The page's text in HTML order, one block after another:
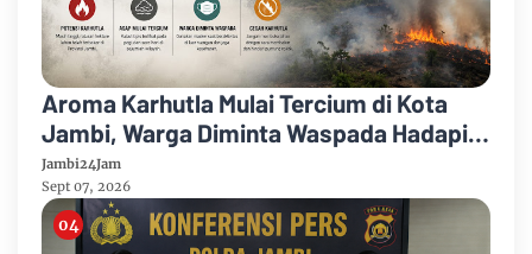
Aroma Karhutla Mulai Tercium di Kota
Jambi, Warga Diminta Waspada Hadapi
Puncak Kemarau
Jambi24Jam
Sept 07, 2026